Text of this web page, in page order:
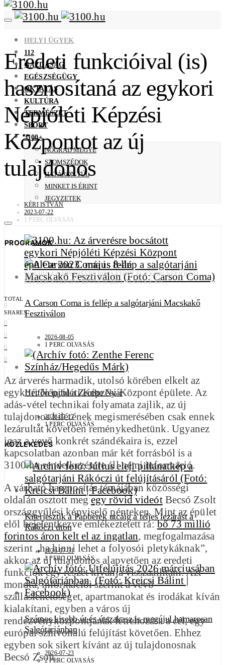
HELYI ÜGYEK
112
GAZDASÁG
EGÉSZSÉGÜGY
OKTATÁS
KULTÚRA
TERMÉSZET
SPORT
3100+
NÓGRÁD MEGYE
SZOMSZÉDOK
HATÁRON TÚL
MINKET IS ÉRINT
JEGYZETEK
PROGRAMOK
A Carson Coma is fellép a salgótarjáni Macskakő
Fesztiválon
2026-08-05
1 PERC OLVASÁS
Hétfőn indul a Zenthe Nyár
2026-07-17
1 PERC OLVASÁS
KÖZLEKEDÉS
Kiterjesztik a Papberek utcáig a teljes lezárást a
Rákóczi úton
2026-07-31
2 PERC OLVASÁS
Számos kisebb út és útszakasz is megújul hamarosan
Salgótarjánban
2026-07-23
2 PERC OLVASÁS
Eredeti funkcióival (is)
hasznosítaná az egykori
Népjóléti Képzési
Központot az új
tulajdonos
KÉRI ISTVÁN
2023-07-22
1 PERC OLVASÁS
3100.HU: AZ ÁRVERÉSRE BOCSÁTOTT EGYKORI NÉPJÓLÉTI
KÉPZÉSI KÖZPONT ÉPÜLETE 2023. MÁJUS 8-ÁN
TOTAL
0
SHARES
0
0
0
0
Az árverés harmadik, utolsó körében elkelt az
egykori Népjóléti Képzési Központ épülete. Az
adás-vétel technikai folyamata zajlik, az új
tulajdonos kilétének megismerésében csak ennek
lezárultát követően reménykedhetünk. Ugyanez
igaz a vevő konkrét szándékaira is, ezzel
kapcsolatban azonban már két forrásból is a
3100.hu rendelkezésére áll némi információ.
A várható hasznosítás témájában közösségi
oldalán osztott megegy rövid videótBecsó Zsolt
országgyűlési képviselő pénteken. Mint az épület
elől bejelentkezve emlékeztetett rá:bő 73 millió
forintos áron kelt el az ingatlan, megfogalmazása
szerint „ha hinni lehet a folyosói pletykáknak”,
akkor az új tulajdonos alapvetően az eredeti
funkciók egy részét kívánja visszaállítani. Azt
mondta, információi szerint a vevő
szálláslehetőséget, apartmanokat és irodákat kíván
kialakítani, egyben a város új
rendezvényközpontjának létrehozása a cél, egy
európai színvonalú felújítást követően. Ehhez
egyben sok sikert kívánt az új tulajdonosnak
Becsó Zsolt.